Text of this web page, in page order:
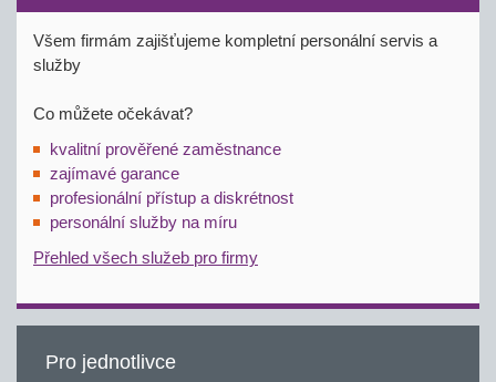
Všem firmám zajišťujeme kompletní personální servis a
služby
Co můžete očekávat?
kvalitní prověřené zaměstnance
zajímavé garance
profesionální přístup a diskrétnost
personální služby na míru
Přehled všech služeb pro firmy
Pro jednotlivce